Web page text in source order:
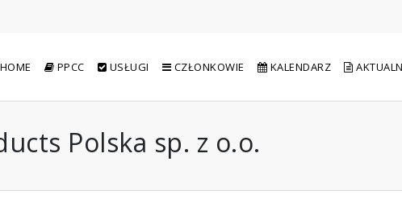
HOME PPCC USŁUGI CZŁONKOWIE KALENDARZ
Polska sp. z o.o.